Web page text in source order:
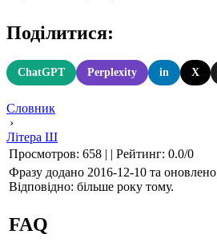
Поділитися:
ChatGPT Perplexity in X
Словник
›
Літера Ш
Просмотров: 658 | | Рейтинг: 0.0/0
Фразу додано 2016-12-10 та оновлено
Відповідно: більше року тому.
FAQ